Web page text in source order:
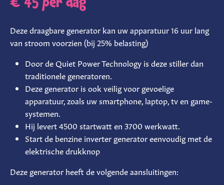
Deze draagbare generator kan uw apparatuur 16 uur lang
van stroom voorzien (bij 25% belasting)
Door de Quiet Power Technology is deze stiller dan
traditionele generatoren.
Deze generator is ook veilig voor gevoelige
apparatuur, zoals uw smartphone, laptop, tv en game-
systemen.
Hij levert 4500 startwatt en 3700 werkwatt.
Start de benzine inverter generator eenvoudig met de
elektrische drukknop
Deze generator heeft de volgende aansluitingen: